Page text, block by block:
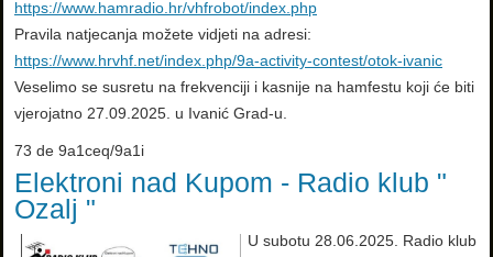
https://www.hamradio.hr/vhfrobot/index.php
Pravila natjecanja možete vidjeti na adresi:
https://www.hrvhf.net/index.php/9a-activity-contest/otok-ivanic
Veselimo se susretu na frekvenciji i kasnije na hamfestu koji će biti
vjerojatno 27.09.2025. u Ivanić Grad-u.
73 de 9a1ceq/9a1i
Elektroni nad Kupom - Radio klub "
Ozalj "
U subotu 28.06.2025. Radio klub